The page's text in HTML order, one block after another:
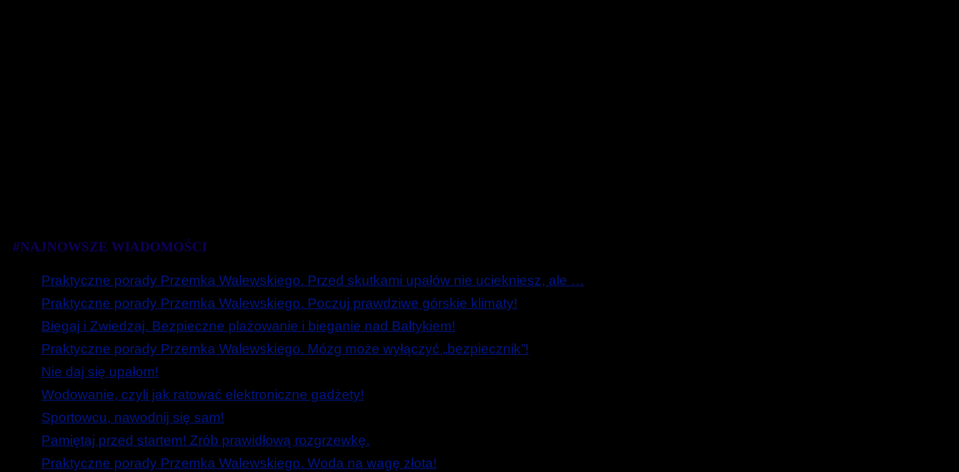
#NAJNOWSZE WIADOMOŚCI
Praktyczne porady Przemka Walewskiego. Przed skutkami upałów nie uciekniesz, ale …
Praktyczne porady Przemka Walewskiego. Poczuj prawdziwe górskie klimaty!
Biegaj i Zwiedzaj. Bezpieczne plażowanie i bieganie nad Bałtykiem!
Praktyczne porady Przemka Walewskiego. Mózg może wyłączyć „bezpiecznik”!
Nie daj się upałom!
Wodowanie, czyli jak ratować elektroniczne gadżety!
Sportowcu, nawodnij się sam!
Pamiętaj przed startem! Zrób prawidłową rozgrzewkę.
Praktyczne porady Przemka Walewskiego. Woda na wagę złota!